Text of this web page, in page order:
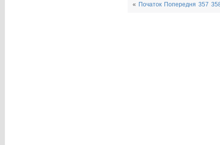
« Початок Попередня 357